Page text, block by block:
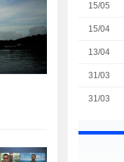
15/05
15/04
13/04
31/03
31/03